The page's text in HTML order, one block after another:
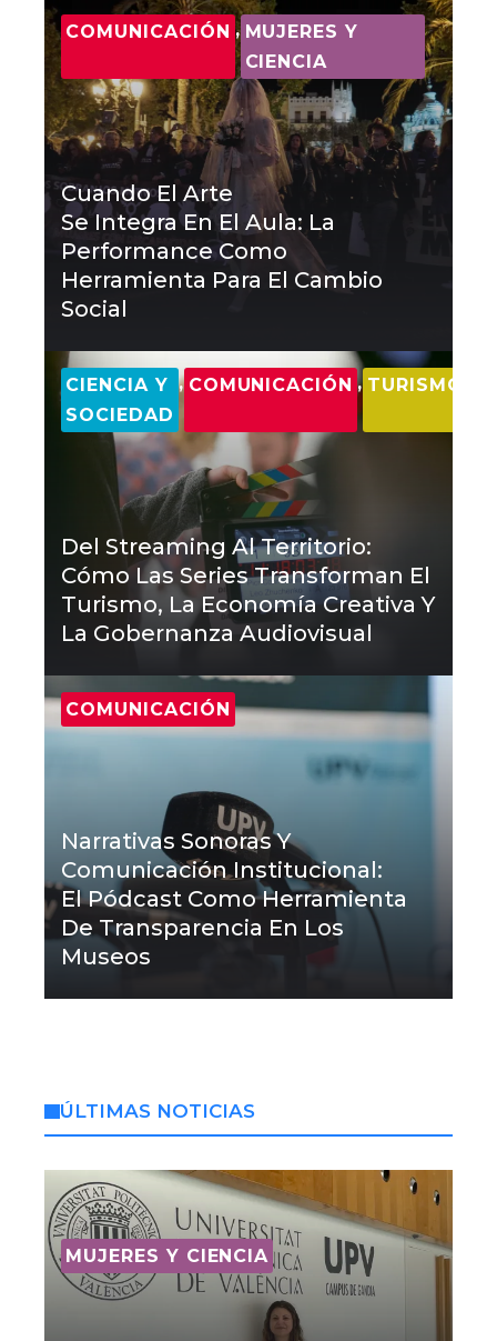
COMUNICACIÓN , MUJERES Y
CIENCIA
Cuando El Arte
Se Integra En El Aula: La
Performance Como
Herramienta Para El Cambio
Social
CIENCIA Y
SOCIEDAD
, COMUNICACIÓN , TURISMO
Del Streaming Al Territorio:
Cómo Las Series Transforman El
Turismo, La Economía Creativa Y
La Gobernanza Audiovisual
COMUNICACIÓN
Narrativas Sonoras Y
Comunicación Institucional:
El Pódcast Como Herramienta
De Transparencia En Los
Museos
ÚLTIMAS NOTICIAS
MUJERES Y CIENCIA